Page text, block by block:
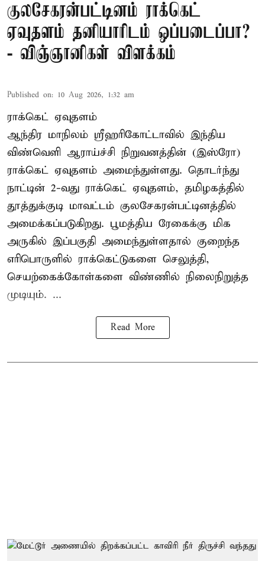
குலசேகரன்பட்டினம் ராக்கெட்
ஏவுதளம் தனியாரிடம் ஒப்படைப்பா?
- விஞ்ஞானிகள் விளக்கம்
Published on: 10 Aug 2026, 1:32 am
ராக்கெட் ஏவுதளம்
ஆந்திர மாநிலம் ஸ்ரீஹரிகோட்டாவில் இந்திய
விண்வெளி ஆராய்ச்சி நிறுவனத்தின் (இஸ்ரோ)
ராக்கெட் ஏவுதளம் அமைந்துள்ளது. தொடர்ந்து
நாட்டின் 2-வது ராக்கெட் ஏவுதளம், தமிழகத்தில்
தூத்துக்குடி மாவட்டம் குலசேகரன்பட்டினத்தில்
அமைக்கப்படுகிறது. பூமத்திய ரேகைக்கு மிக
அருகில் இப்பகுதி அமைந்துள்ளதால் குறைந்த
எரிபொருளில் ராக்கெட்டுகளை செலுத்தி,
செயற்கைக்கோள்களை விண்ணில் நிலைநிறுத்த
முடியும். ...
Read More